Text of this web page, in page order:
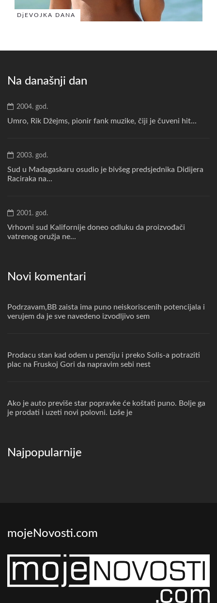
DjEVOJKA DANA
Na današnji dan
2004. god.
Umro, Rik Džejms, pionir fank muzike, čiji je čuveni hit...
2003. god.
Sud u Madagaskaru osudio je bivšeg predsjednika Didijera
Raciraka na...
2001. god.
Vrhovni sud Kalifornije doneo odluku da proizvođači
vatrenog oružja ne...
Novi komentari
Podrzavam,BB zaista ima puno neiskoriscenih potencijala i
verujem da je sve navedeno izvodljivo sem
Prodacu stan kad odem u penziju i preko Solis-a potraziti
plac na Fruskoj Gori da napravim sebi nest
Ako je auto previše star popravke će koštati puno. Bolje ga
je prodati i uzeti novi polovni. Loše je
Najpopularnije
mojeNovosti.com